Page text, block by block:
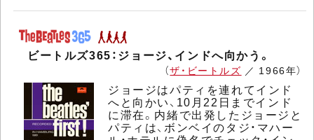
ビートルズ365：ジョージ、インドへ向かう。
（ザ・ビートルズ ／ 1966年）
ジョージはパティを連れてインド
へと向かい、10月22日までインド
に滞在。内緒で出発したジョージと
パティは、ボンベイのタジ・マハー